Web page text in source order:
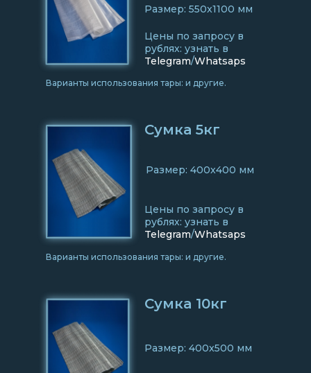
Цены по запросу в
рублях: узнать в
Telegram/Whatsaps
Варианты использования тары: и другие.
Размер: 550x1100 мм
Цены по запросу в
рублях: узнать в
Telegram/Whatsaps
Сумка 5кг
Варианты использования тары: и другие.
Размер: 400x400 мм
Размер: 400x500 мм
Сумка 10кг